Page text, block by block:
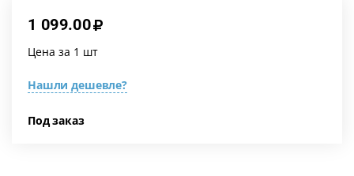
1 099.00
Нашли дешевле?
Цена за 1 шт
Под заказ